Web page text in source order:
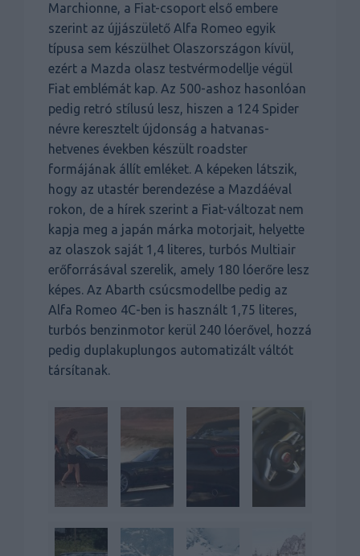
Marchionne, a Fiat-csoport első embere
szerint az újjászülető Alfa Romeo egyik
típusa sem készülhet Olaszországon kívül,
ezért a Mazda olasz testvérmodellje végül
Fiat emblémát kap. Az 500-ashoz hasonlóan
pedig retró stílusú lesz, hiszen a 124 Spider
névre keresztelt újdonság a hatvanas-
hetvenes években készült roadster
formájának állít emléket. A képeken látszik,
hogy az utastér berendezése a Mazdáéval
rokon, de a hírek szerint a Fiat-változat nem
kapja meg a japán márka motorjait, helyette
az olaszok saját 1,4 literes, turbós Multiair
erőforrásával szerelik, amely 180 lóerőre lesz
képes. Az Abarth csúcsmodellbe pedig az
Alfa Romeo 4C-ben is használt 1,75 literes,
turbós benzinmotor kerül 240 lóerővel, hozzá
pedig duplakuplungos automatizált váltót
társítanak.